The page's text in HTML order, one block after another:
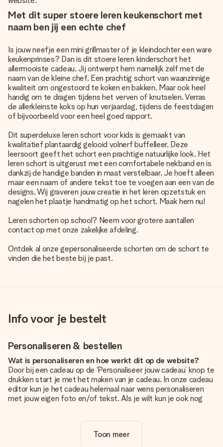
Met dit super stoere leren keukenschort met
naam ben jij een echte chef
Is jouw neefje een mini grillmaster of je kleindochter een ware
keukenprinses? Dan is dit stoere leren kinderschort het
allermooiste cadeau. Jij ontwerpt hem namelijk zelf met de
naam van de kleine chef. Een prachtig schort van waanzinnige
kwaliteit om ongestoord te koken en bakken. Maar ook heel
handig om te dragen tijdens het verven of knutselen. Verras
de allerkleinste koks op hun verjaardag, tijdens de feestdagen
of bijvoorbeeld voor een heel goed rapport.
Dit superdeluxe leren schort voor kids is gemaakt van
kwalitatief plantaardig gelooid volnerf buffelleer. Deze
leersoort geeft het schort een prachtige natuurlijke look. Het
leren schort is uitgerust met een comfortabele nekband en is
dankzij de handige banden in maat verstelbaar. Je hoeft alleen
maar een naam of andere tekst toe te voegen aan een van de
designs. Wij graveren jouw creatie in het leren opzetstuk en
nagelen het plaatje handmatig op het schort. Maak hem nu!
Leren schorten op school? Neem voor grotere aantallen
contact op met onze zakelijke afdeling.
Ontdek al onzegepersonaliseerde schorten om de schort te
vinden die het beste bij je past.
Info voor je bestelt
Personaliseren & bestellen
Wat is personaliseren en hoe werkt dit op de website?
Door bij een cadeau op de ‘Personaliseer jouw cadeau’ knop te
drukken start je met het maken van je cadeau. In onze cadeau
editor kun je het cadeau helemaal naar wens personaliseren
met jouw eigen foto en/of tekst. Als je wilt kun je ook nog
Is personalisatie in de prijs inbegrepen?
Toon meer